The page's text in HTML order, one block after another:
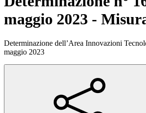
maggio 2023 -
Determinazione dell’Area Innovazioni
maggio 2023